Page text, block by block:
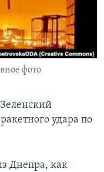
фото
удара по
Днепра, как